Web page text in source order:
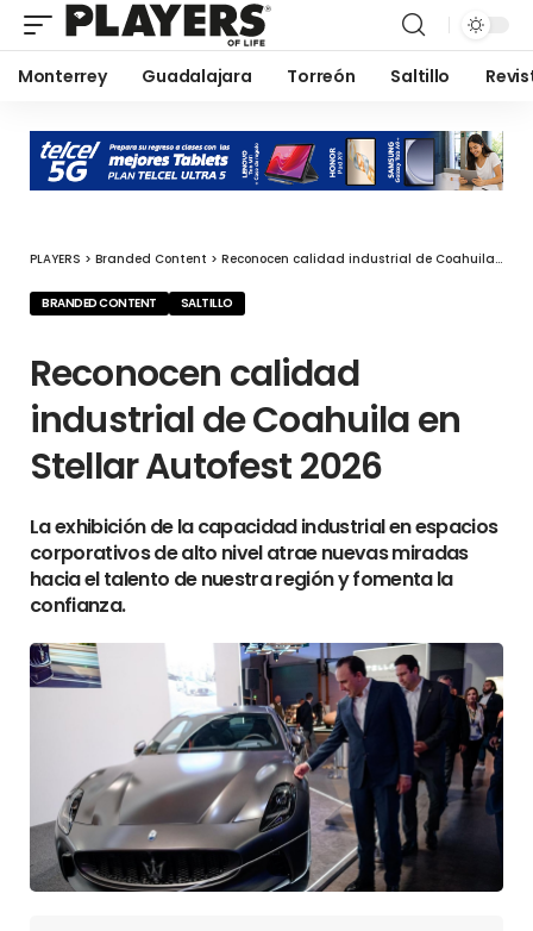
Monterrey Guadalajara Torreón Saltillo
PLAYERS > Branded Content > Reconocen calidad industrial de Coahuila en Stellar Autofest 2026
BRANDED CONTENT SALTILLO
Reconocen calidad
industrial de Coahuila en
Stellar Autofest 2026
La exhibición de la capacidad industrial en espacios
corporativos de alto nivel atrae nuevas miradas
hacia el talento de nuestra región y fomenta la
confianza.